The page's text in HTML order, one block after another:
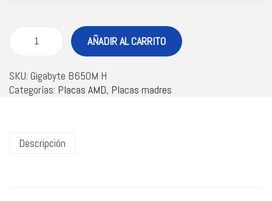
AÑADIR AL CARRITO
SKU: Gigabyte B650M H
Categorías: Placas AMD, Placas madres
Descripción